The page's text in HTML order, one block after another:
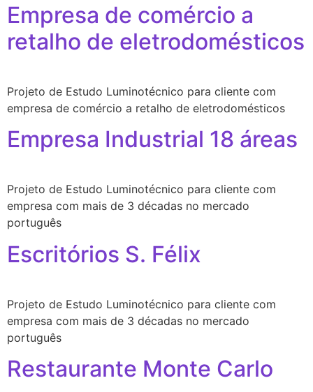
Empresa de comércio a
retalho de eletrodomésticos
Projeto de Estudo Luminotécnico para cliente com
empresa de comércio a retalho de eletrodomésticos
Empresa Industrial 18 áreas
Projeto de Estudo Luminotécnico para cliente com
empresa com mais de 3 décadas no mercado
português
Escritórios S. Félix
Projeto de Estudo Luminotécnico para cliente com
empresa com mais de 3 décadas no mercado
português
Restaurante Monte Carlo